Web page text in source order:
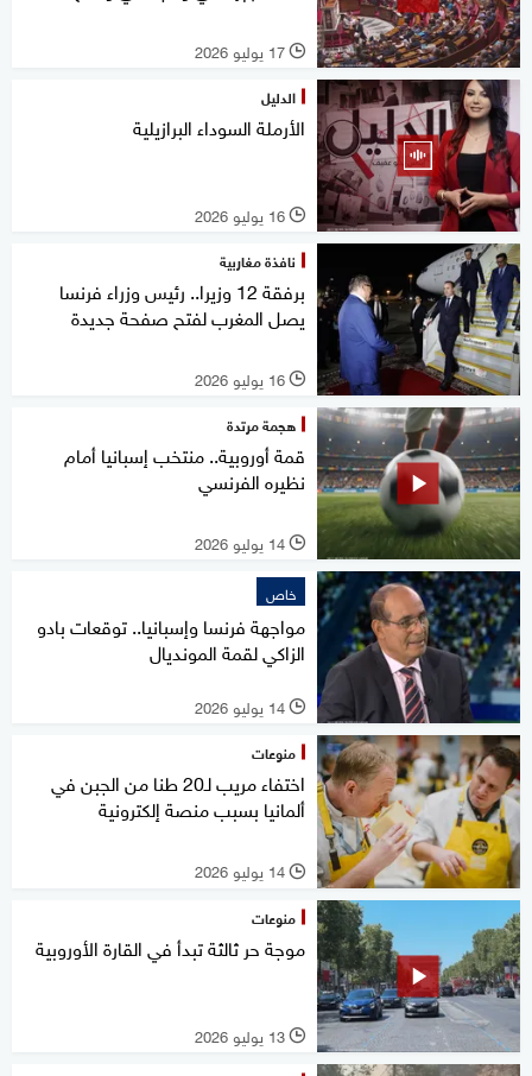
l 17 يوليو 2026
الدليل
الأرملة السوداء البرازيلية
l 16 يوليو 2026
نافذة مغاربية
برفقة 12 وزيرا.. رئيس وزراء فرنسا
يصل المغرب لفتح صفحة جديدة
l 16 يوليو 2026
هجمة مرتدة
قمة أوروبية.. منتخب إسبانيا أمام
نظيره الفرنسي
l 14 يوليو 2026
خاص
مواجهة فرنسا وإسبانيا.. توقعات بادو
الزاكي لقمة المونديال
l 14 يوليو 2026
منوعات
اختفاء مريب لـ20 طنا من الجبن في
ألمانيا بسبب منصة إلكترونية
l 14 يوليو 2026
منوعات
موجة حر ثالثة تبدأ في القارة الأوروبية
l 13 يوليو 2026